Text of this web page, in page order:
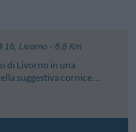
16, Livorno- 8.8 Km
di Livorno in una
suggestiva cornice ...